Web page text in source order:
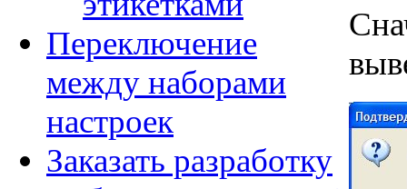
Переключение
между наборами
настроек
Заказать разработку